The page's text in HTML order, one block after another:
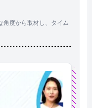
角度から取材し、タイム